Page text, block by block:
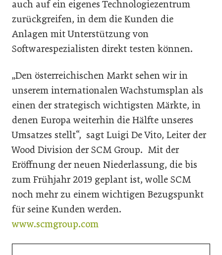
auch auf ein eigenes Technologiezentrum
zurückgreifen, in dem die Kunden die
Anlagen mit Unterstützung von
Softwarespezialisten direkt testen können.
„Den österreichischen Markt sehen wir in
unserem internationalen Wachstumsplan als
einen der strategisch wichtigsten Märkte, in
denen Europa weiterhin die Hälfte unseres
Umsatzes stellt“, sagt Luigi De Vito, Leiter der
Wood Division der SCM Group. Mit der
Eröffnung der neuen Niederlassung, die bis
zum Frühjahr 2019 geplant ist, wolle SCM
noch mehr zu einem wichtigen Bezugspunkt
für seine Kunden werden.
www.scmgroup.com